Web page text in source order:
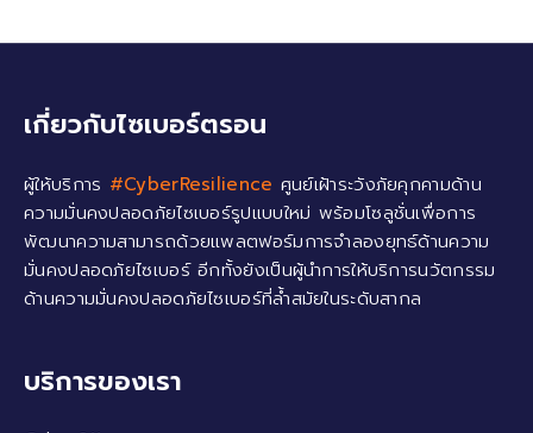
เกี่ยวกับไซเบอร์ตรอน
ผู้ให้บริการ #CyberResilience ศูนย์เฝ้าระวังภัยคุกคามด้าน
ความมั่นคงปลอดภัยไซเบอร์รูปแบบใหม่ พร้อมโซลูชั่นเพื่อการ
พัฒนาความสามารถด้วยแพลตฟอร์มการจำลองยุทธ์ด้านความ
มั่นคงปลอดภัยไซเบอร์ อีกทั้งยังเป็นผู้นำการให้บริการนวัตกรรม
ด้านความมั่นคงปลอดภัยไซเบอร์ที่ล้ำสมัยในระดับสากล
บริการของเรา